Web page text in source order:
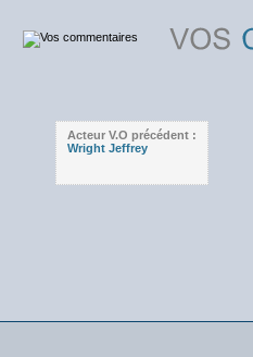
Acteur V.O précédent :
Wright Jeffrey